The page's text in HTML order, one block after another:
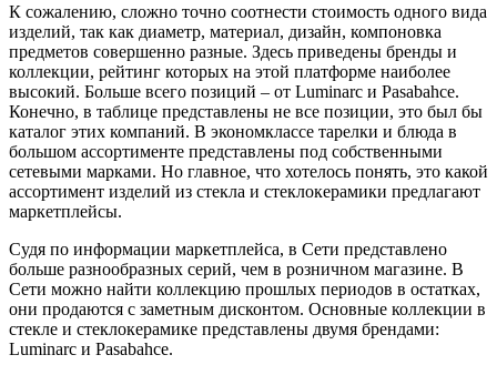
К сожалению, сложно точно соотнести стоимость одного вида
изделий, так как диаметр, материал, дизайн, компоновка
предметов совершенно разные. Здесь приведены бренды и
коллекции, рейтинг которых на этой платформе наиболее
высокий. Больше всего позиций – от Luminarc и Pasabahce.
Конечно, в таблице представлены не все позиции, это был бы
каталог этих компаний. В экономклассе тарелки и блюда в
большом ассортименте представлены под собственными
сетевыми марками. Но главное, что хотелось понять, это какой
ассортимент изделий из стекла и стеклокерамики предлагают
маркетплейсы.
Судя по информации маркетплейса, в Сети представлено
больше разнообразных серий, чем в розничном магазине. В
Сети можно найти коллекцию прошлых периодов в остатках,
они продаются с заметным дисконтом. Основные коллекции в
стекле и стеклокерамике представлены двумя брендами:
Luminarc и Pasabahce.